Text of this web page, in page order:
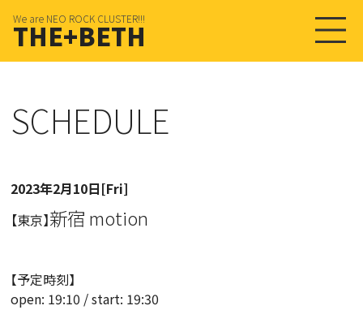
We are NEO ROCK CLUSTER!!!
THE+BETH
SCHEDULE
2023年2月10日[Fri]
【東京】新宿 motion
【予定時刻】
open: 19:10 / start: 19:30